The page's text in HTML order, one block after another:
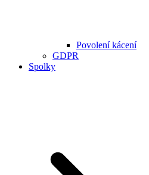
Povolení kácení
GDPR
Spolky